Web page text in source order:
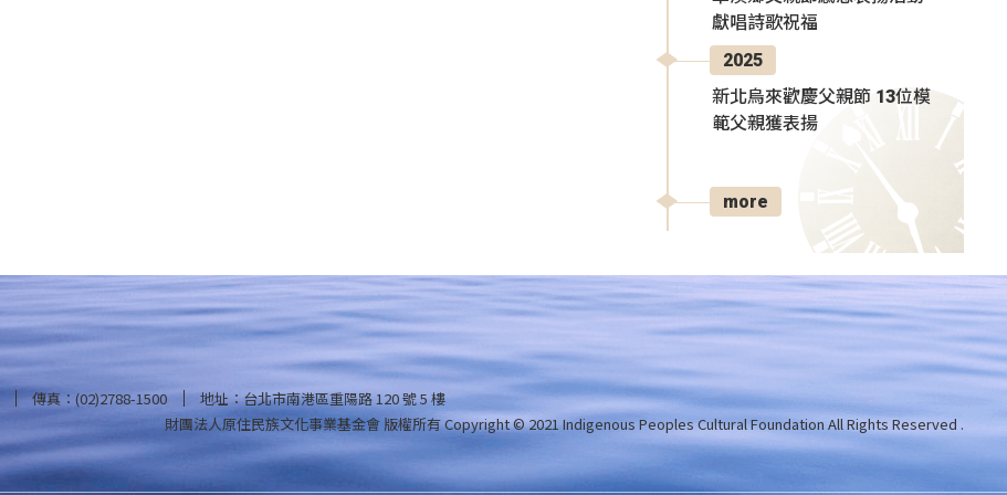
獻唱詩歌祝福
2025
新北烏來歡慶父親節 13位模
範父親獲表揚
more
傳真：(02)2788-1500
地址：台北市南港區重陽路 120 號 5 樓
財團法人原住民族文化事業基金會 版權所有Copyright © 2021 Indigenous Peoples Cultural Foundation All Rights Reserved .